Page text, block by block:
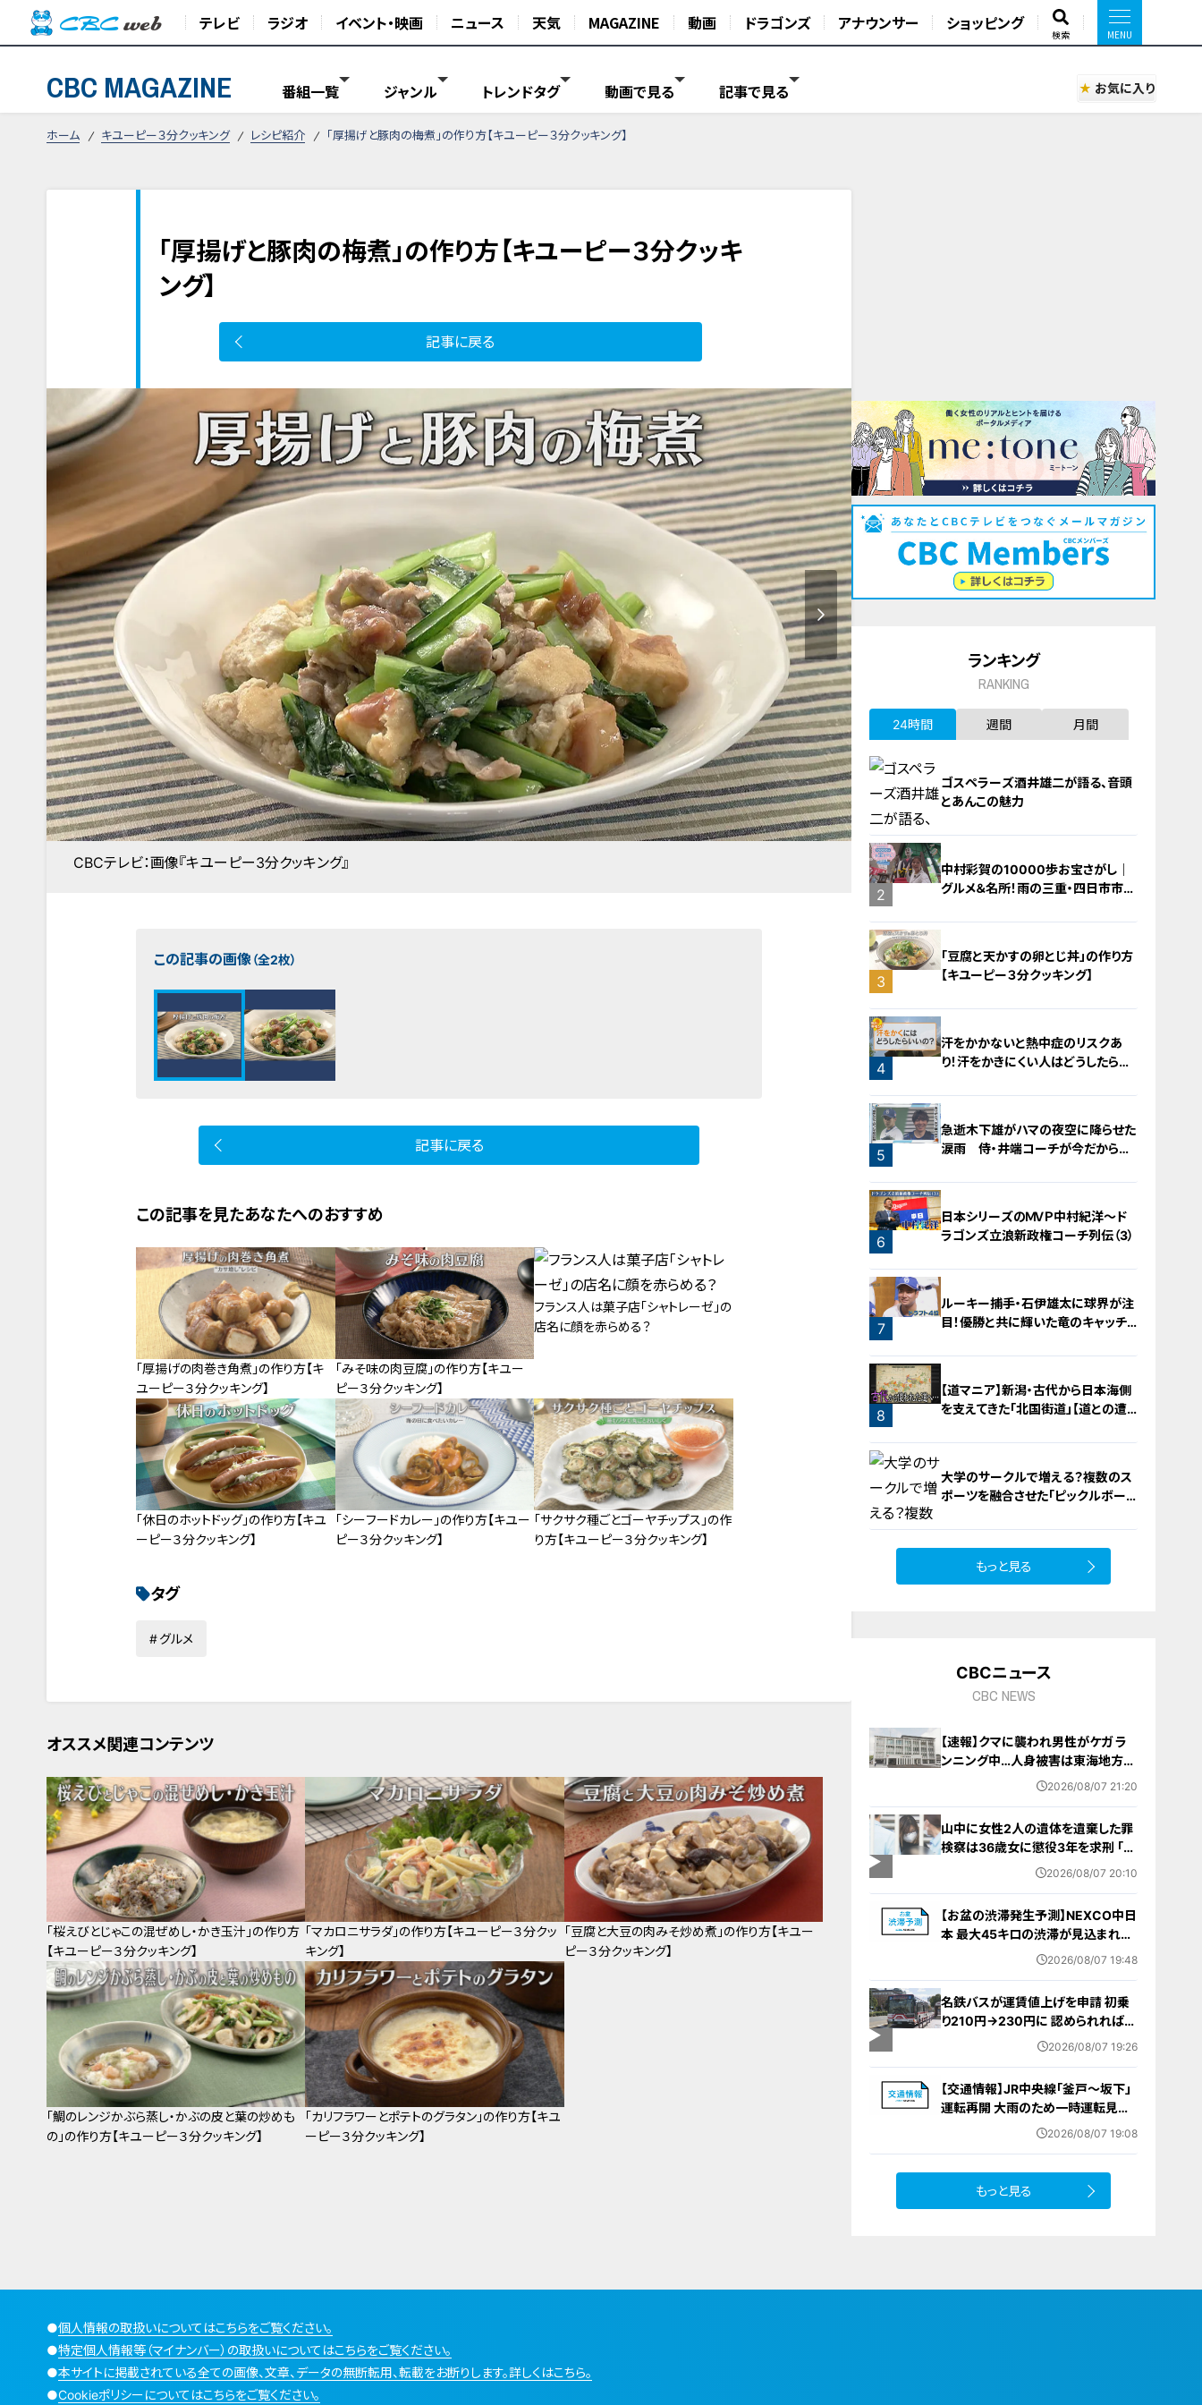
テレビ ラジオ イベント・映画 ニュース 天気 MAGAZINE 動画 ドラゴンズ アナウンサー ショッピング
検索
CBC MAGAZINE 番組一覧 ジャンル トレンドタグ 動画で見る 記事で見る お気に入り
ホーム キユーピー３分クッキング レシピ紹介 「厚揚げと豚肉の梅煮」の作り方【キユーピー３分クッキング】
「厚揚げと豚肉の梅煮」の作り方【キユーピー３分クッキ
ング】
記事に戻る
CBCテレビ：画像『キユーピー3分クッキング』
この記事の画像（全2枚）
記事に戻る
この記事を見たあなたへのおすすめ
「厚揚げの肉巻き角煮」の作り方【キ
ユーピー３分クッキング】
「みそ味の肉豆腐」の作り方【キユー
ピー３分クッキング】
フランス人は菓子店「シャトレーゼ」の
店名に顔を赤らめる？
「休日のホットドッグ」の作り方【キユ
ーピー３分クッキング】
「シーフードカレー」の作り方【キユー
ピー３分クッキング】
「サクサク種ごとゴーヤチップス」の作
り方【キユーピー３分クッキング】
タグ
グルメ
オススメ関連コンテンツ
「桜えびとじゃこの混ぜめし・かき玉汁」の作り方
【キユーピー３分クッキング】
「マカロニサラダ」の作り方【キユーピー３分クッ
キング】
「豆腐と大豆の肉みそ炒め煮」の作り方【キユー
ピー３分クッキング】
「鯛のレンジかぶら蒸し・かぶの皮と葉の炒めも
の」の作り方【キユーピー３分クッキング】
「カリフラワーとポテトのグラタン」の作り方【キユ
ーピー３分クッキング】
ランキング
RANKING
24時間 週間 月間
1
ゴスペラーズ酒井雄二が語る、音頭
とあんこの魅力
2
中村彩賀の10000歩お宝さがし｜
グルメ＆名所！雨の三重・四日市市で
3
「豆腐と天かすの卵とじ丼」の作り方
【キユーピー３分クッキング】
4
汗をかかないと熱中症のリスクあ
り！汗をかきにくい人はどうしたらい
5
急逝木下雄がハマの夜空に降らせた
涙雨 侍・井端コーチが今だから明
6
日本シリーズのＭＶＰ中村紀洋～ド
ラゴンズ立浪新政権コーチ列伝（3）
7
ルーキー捕手・石伊雄太に球界が注
目！優勝と共に輝いた竜のキャッチャ
8
【道マニア】新潟・古代から日本海側
を支えてきた「北国街道」【道との遭
大学のサークルで増える？複数のス
ポーツを融合させた「ピックルボー
もっと見る
CBCニュース
CBC NEWS
【速報】クマに襲われ男性がケガ ラ
ンニング中…人身被害は東海地方で
今シーズン初めて 岐阜県高山市
2026/08/07 21:20
山中に女性2人の遺体を遺棄した罪
検察は36歳女に懲役3年を求刑 ｢遺
棄時に近くに居続けたこと自体が重
2026/08/07 20:10
【お盆の渋滞発生予測】NEXCO中日
本 最大45キロの渋滞が見込まれる
区間も… 中央道・東名・新東名・東名
2026/08/07 19:48
名鉄バスが運賃値上げを申請 初乗
り210円→230円に 認められれば
12月から全路線で平均1割程度の値
2026/08/07 19:26
【交通情報】JR中央線「釜戸～坂下」
運転再開 大雨のため一時運転見合
2026/08/07 19:08
もっと見る
●個人情報の取扱いについてはこちらをご覧ください。
●特定個人情報等（マイナンバー）の取扱いについてはこちらをご覧ください。
●本サイトに掲載されている全ての画像、文章、データの無断転用、転載をお断りします。詳しくはこちら。
●Cookieポリシーについてはこちらをご覧ください。